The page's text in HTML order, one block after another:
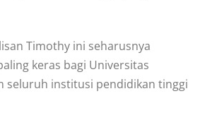
Timothy ini seharusnya
keras bagi Universitas
seluruh institusi pendidikan tinggi